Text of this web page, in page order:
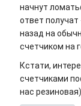
начнут
ответ получат
назад на
счетчиком на
Кстати,
счетчиками
нас